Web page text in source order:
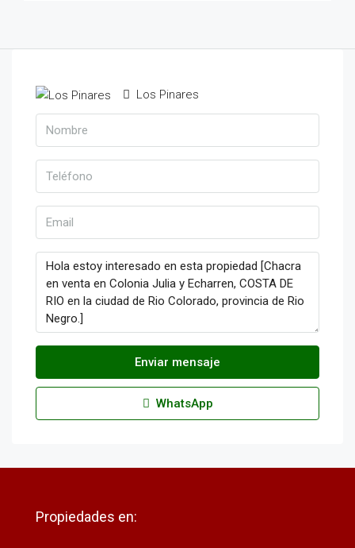
Los Pinares
Enviar mensaje
WhatsApp
Propiedades en: